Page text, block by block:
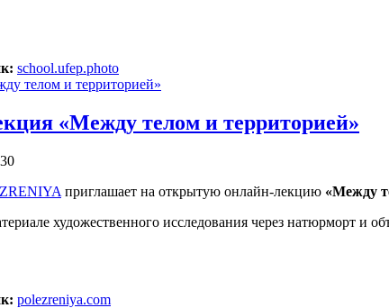
school.ufep.photo
«Между телом и территорией»
приглашает на открытую онлайн-лекцию «Между
художественного исследования через натюрморт и
polezreniya.com